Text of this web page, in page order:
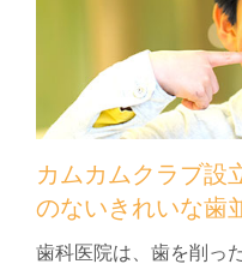
カムカムクラブ設
のないきれいな歯
歯科医院は、歯を削っ